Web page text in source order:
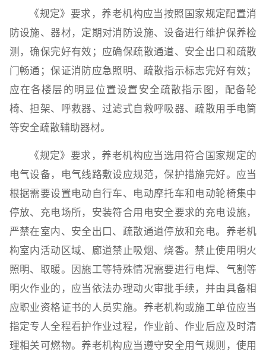
《规定》要求，养老机构应当按照国家规定配置消
防设施、器材，定期对消防设施、设备进行维护保养检
测，确保完好有效；应确保疏散通道、安全出口和疏散
门畅通；保证消防应急照明、疏散指示标志完好有效；
应在各楼层的明显位置设置安全疏散指示图，配备轮
椅、担架、呼救器、过滤式自救呼吸器、疏散用手电筒
等安全疏散辅助器材。
《规定》要求，养老机构应当选用符合国家规定的
电气设备，电气线路敷设应规范，保护措施完好。应当
根据需要设置电动自行车、电动摩托车和电动轮椅集中
停放、充电场所，安装符合用电安全要求的充电设施，
严禁在室内、安全出口、疏散通道停放和充电。养老机
构室内活动区域、廊道禁止吸烟、烧香。禁止使用明火
照明、取暖。因施工等特殊情况需要进行电焊、气割等
明火作业的，应当依法办理动火审批手续，并由具备相
应职业资格证书的人员实施。养老机构或施工单位应当
指定专人全程看护作业过程，作业前、作业后应及时清
理相关可燃物。养老机构应当遵守安全用气规则，使用